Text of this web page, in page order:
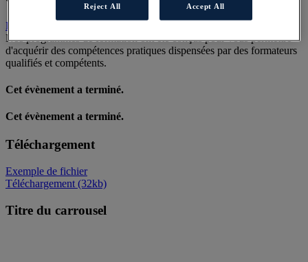
LightboxContent
Nos programmes de formation ont été conçus pour vous permettre
d'acquérir des compétences pratiques dispensées par des formateurs
qualifiés et compétents.
Cet évènement a terminé.
Cet évènement a terminé.
Téléchargement
Exemple de fichier
Téléchargement (32kb)
Titre du carrousel
Reject All Accept All